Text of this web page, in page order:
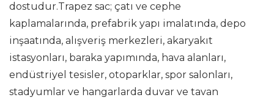
dostudur.Trapez sac; çatı ve cephe
kaplamalarında, prefabrik yapı imalatında, depo
inşaatında, alışveriş merkezleri, akaryakıt
istasyonları, baraka yapımında, hava alanları,
endüstriyel tesisler, otoparklar, spor salonları,
stadyumlar ve hangarlarda duvar ve tavan